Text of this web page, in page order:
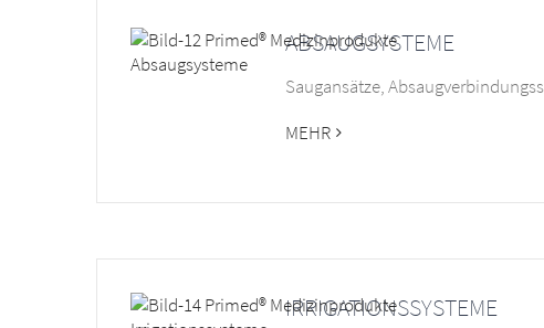
ABSAUGSYSTEME
Saugansätze,
MEHR
IRRIGATIONSSYSTEME